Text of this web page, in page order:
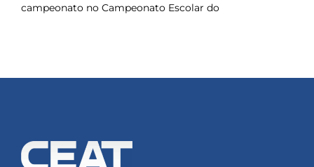
campeonato no Campeonato Escolar do